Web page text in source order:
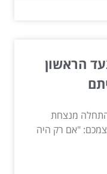
הראשון
מנצחת
"אם רק היה